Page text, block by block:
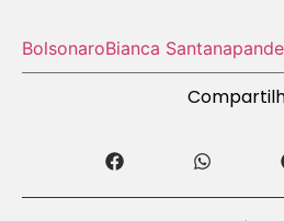
BolsonaroBianca Santana